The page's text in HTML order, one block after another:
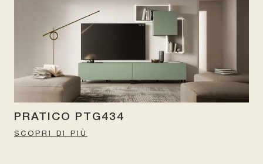
PRATICO PTG434
SCOPRI DI PIÙ